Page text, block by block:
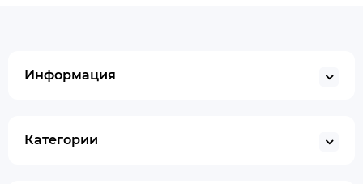
Информация
Категории